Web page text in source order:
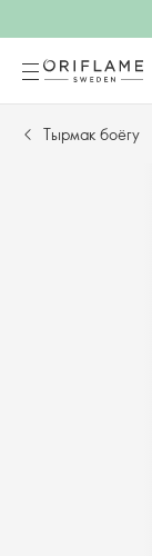
Тырмак боёгу